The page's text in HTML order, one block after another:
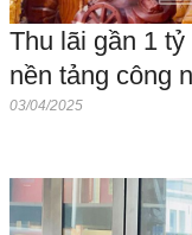
Thu lãi gần 1
nền tảng công
03/04/2025